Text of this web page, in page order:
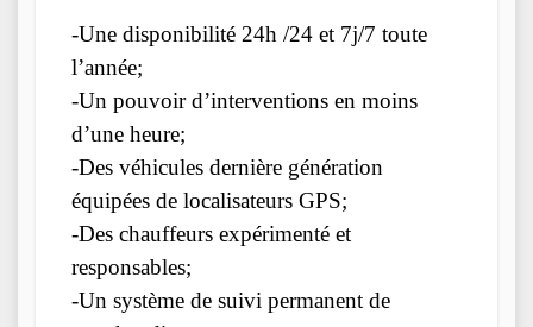
-Une disponibilité 24h /24 et 7j/7 toute
l’année;
-Un pouvoir d’interventions en moins
d’une heure;
-Des véhicules dernière génération
équipées de localisateurs GPS;
-Des chauffeurs expérimenté et
responsables;
-Un système de suivi permanent de